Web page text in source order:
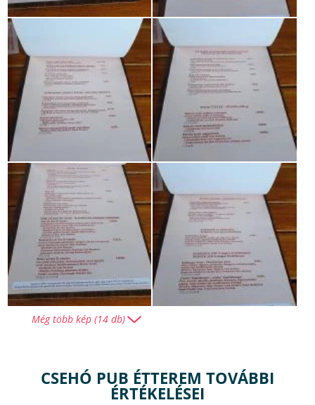
Még több kép (14 db)
CSEHÓ PUB ÉTTEREM TOVÁBBI
ÉRTÉKELÉSEI